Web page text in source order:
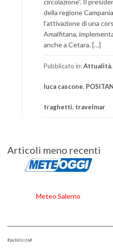
della regione
l’attivazione di una
Amalfitana,
anche a Cetara. […]
Pubblicato in:Attualità,
luca cascone,
traghetti, travelmar
Navigazione
articoli
Articoli meno recenti
Meteo Salerno
#pubblicità#